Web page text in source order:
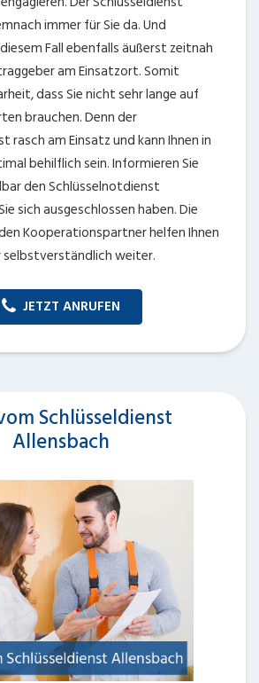
immer für Sie da. Und
Fall ebenfalls äußerst zeitnah
am Einsatzort. Somit
dass Sie nicht sehr lange auf
brauchen. Denn der
rasch am Einsatz und kann Ihnen in
behilflich sein. Informieren Sie
den Schlüsselnotdienst
sich ausgeschlossen haben. Die
Kooperationspartner helfen Ihnen
weiter.
JETZT ANRUFEN
Schlüsseldienst
Allensbach